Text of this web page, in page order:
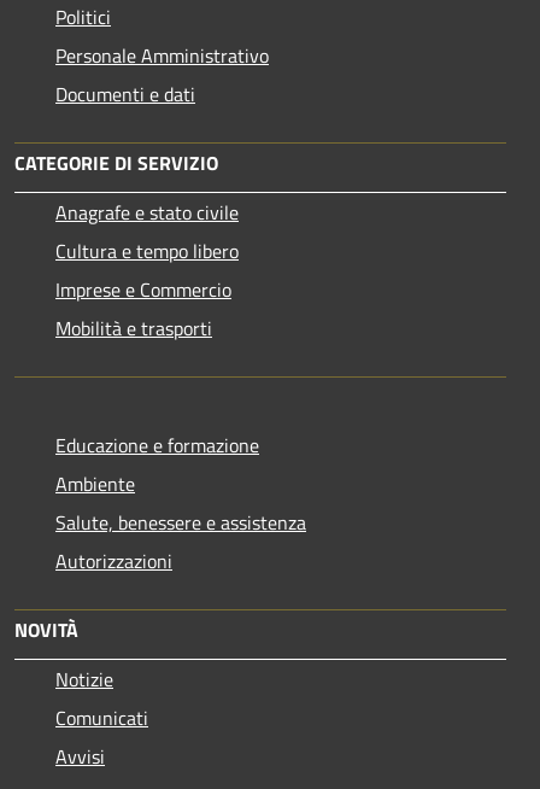
Politici
Personale Amministrativo
Documenti e dati
CATEGORIE DI SERVIZIO
Anagrafe e stato civile
Cultura e tempo libero
Imprese e Commercio
Mobilità e trasporti
Educazione e formazione
Ambiente
Salute, benessere e assistenza
Autorizzazioni
NOVITÀ
Notizie
Comunicati
Avvisi